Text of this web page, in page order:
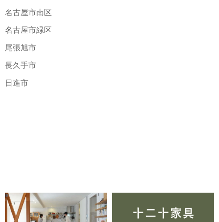
名古屋市南区
名古屋市緑区
尾張旭市
長久手市
日進市